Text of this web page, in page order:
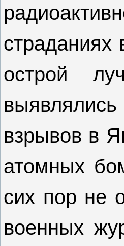
страданиях
острой
взрывов в
атомных
сих пор не
военных